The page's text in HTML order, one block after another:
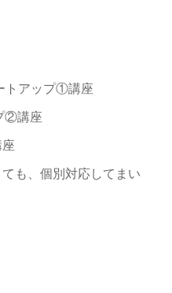
トアップ①講座
②講座
も、個別対応してまい